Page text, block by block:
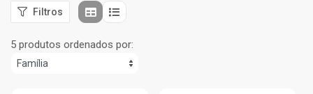
Filtros
5 produtos ordenados por: